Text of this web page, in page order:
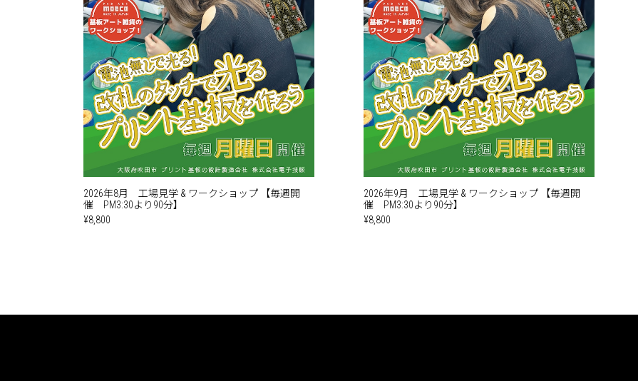
2026年8月 工場見学 & ワークショップ 【毎週開
催 PM3:30より90分】
¥8,800
2026年9月 工場見学 & ワークショップ 【毎週開
催 PM3:30より90分】
¥8,800